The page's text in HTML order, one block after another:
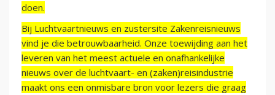
doen.
Bij Luchtvaartnieuws en zustersite Zakenreisnieuws
vind je die betrouwbaarheid. Onze toewijding aan het
leveren van het meest actuele en onafhankelijke
nieuws over de luchtvaart- en (zaken)reisindustrie
maakt ons een onmisbare bron voor lezers die graag